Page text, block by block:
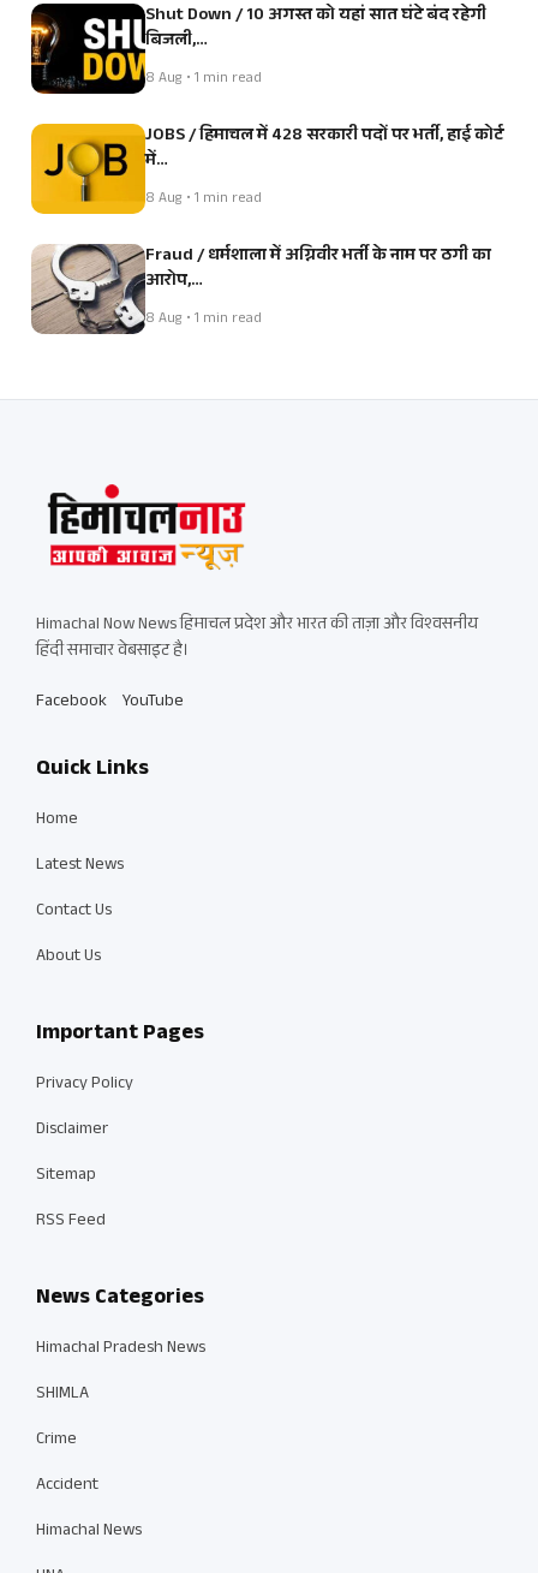
Shut Down / 10 अगस्त को यहां सात घंटे बंद रहेगी
बिजली,…
8 Aug • 1 min read
JOBS / हिमाचल में 428 सरकारी पदों पर भर्ती, हाई कोर्ट
में…
8 Aug • 1 min read
Fraud / धर्मशाला में अग्निवीर भर्ती के नाम पर ठगी का
आरोप,…
8 Aug • 1 min read
Himachal Now News हिमाचल प्रदेश और भारत की ताज़ा और विश्वसनीय
हिंदी समाचार वेबसाइट है।
Facebook YouTube
Quick Links
Home
Latest News
Contact Us
About Us
Important Pages
Privacy Policy
Disclaimer
Sitemap
RSS Feed
News Categories
Himachal Pradesh News
SHIMLA
Crime
Accident
Himachal News